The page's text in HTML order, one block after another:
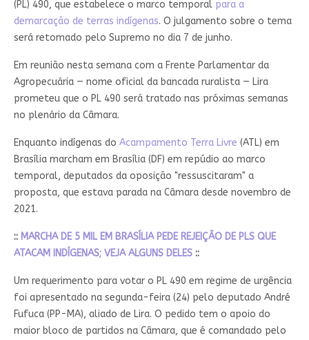
(PL) 490, que estabelece o marco temporal para a
demarcação de terras indígenas. O julgamento sobre o tema
será retomado pelo Supremo no dia 7 de junho.
Em reunião nesta semana com a Frente Parlamentar da
Agropecuária — nome oficial da bancada ruralista — Lira
prometeu que o PL 490 será tratado nas próximas semanas
no plenário da Câmara.
Enquanto indígenas do Acampamento Terra Livre (ATL) em
Brasília marcham em Brasília (DF) em repúdio ao marco
temporal, deputados da oposição "ressuscitaram" a
proposta, que estava parada na Câmara desde novembro de
2021.
:: MARCHA DE 5 MIL EM BRASÍLIA PEDE REJEIÇÃO DE PLS QUE
ATACAM INDÍGENAS; VEJA ALGUNS DELES::
Um requerimento para votar o PL 490 em regime de urgência
foi apresentado na segunda-feira (24) pelo deputado André
Fufuca (PP-MA), aliado de Lira. O pedido tem o apoio do
maior bloco de partidos na Câmara, que é comandado pelo